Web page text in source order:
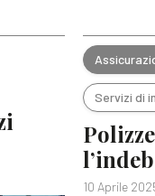
Servizi di
10 Aprile